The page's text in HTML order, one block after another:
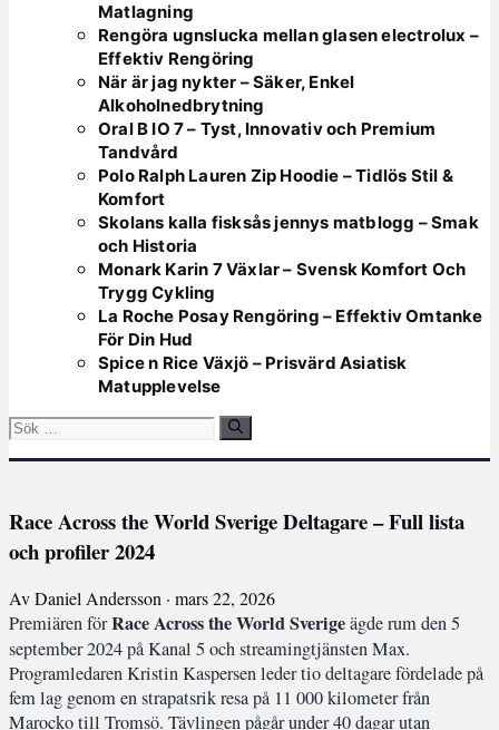
Matlagning
Rengöra ugnslucka mellan glasen electrolux –
Effektiv Rengöring
När är jag nykter – Säker, Enkel
Alkoholnedbrytning
Oral B IO 7 – Tyst, Innovativ och Premium
Tandvård
Polo Ralph Lauren Zip Hoodie – Tidlös Stil &
Komfort
Skolans kalla fisksås jennys matblogg – Smak
och Historia
Monark Karin 7 Växlar – Svensk Komfort Och
Trygg Cykling
La Roche Posay Rengöring – Effektiv Omtanke
För Din Hud
Spice n Rice Växjö – Prisvärd Asiatisk
Matupplevelse
Sök
Race Across the World Sverige Deltagare – Full lista
och profiler 2024
Av Daniel Andersson · mars 22, 2026
Premiären förRace Across the World Sverigeägde rum den 5
september 2024 på Kanal 5 och streamingtjänsten Max.
Programledaren Kristin Kaspersen leder tio deltagare fördelade på
fem lag genom en strapatsrik resa på 11 000 kilometer från
Marocko till Tromsö. Tävlingen pågår under 40 dagar utan